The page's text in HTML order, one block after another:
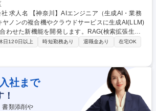
・業務
わせた新機能を開発します。RAG(検索拡張生成)
書の自動読み取り・整理など、実務で「価値を出
エージェント等）(2)文書・画像認識（OCR、意味
の開発(3)AIの精度評価、データ前処理、基盤構築
ユースケースの策定・検証※研究で終わらず、世界
実装。ご経験に応じ、実装からアーキテクチャ設
【神奈川】AIエンジニア
日120日以上 時短勤務あり 退職金あり
在宅OK
入社まで
書類添削や